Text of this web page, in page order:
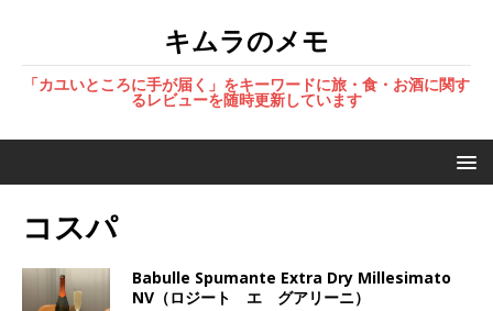
キムラのメモ
「カユいところに手が届く」をキーワードに旅・食・お酒に関す
るレビューを随時更新しています
コスパ
Babulle Spumante Extra Dry Millesimato
NV（ロジート エ グアリーニ）